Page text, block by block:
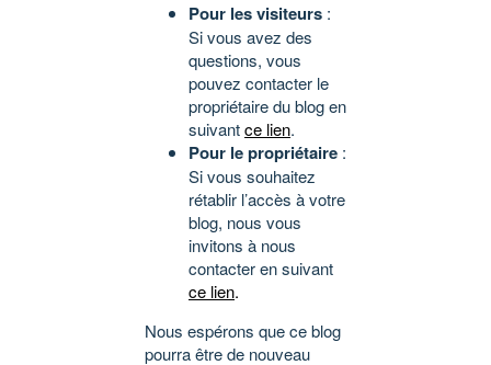
Pour les visiteurs :
Si vous avez des
questions, vous
pouvez contacter le
propriétaire du blog en
suivantce lien.
Pour le propriétaire :
Si vous souhaitez
rétablir l’accès à votre
blog, nous vous
invitons à nous
contacter en suivant
ce lien.
Nous espérons que ce blog
pourra être de nouveau